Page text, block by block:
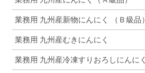
業務用 九州産新物にんにく （Ｂ級品）
業務用 九州産むきにんにく
業務用 九州産冷凍すりおろしにんにく